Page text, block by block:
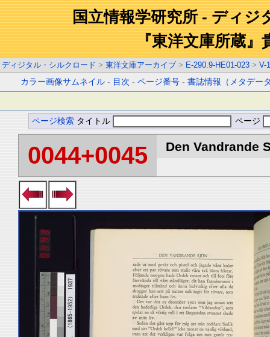
国立情報学研究所 - ディジ
『東洋文庫所蔵』
ディジタル・シルクロード > 東洋文庫アーカイブ > E-290.9-HE01-023 > V-1
カラー画像サムネイル - 目次 -ページ番号 -書誌情報（メタデー
ページ検索 タイトル ページ
0044+0045 Den Vandrande